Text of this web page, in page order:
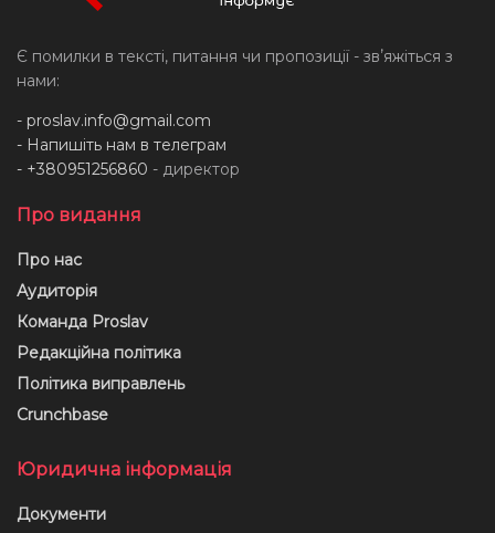
Є помилки в тексті, питання чи пропозиції - звʼяжіться з
нами:
- proslav.info@gmail.com
- Напишіть нам в телеграм
- +380951256860 - директор
Про видання
Про нас
Аудиторія
Команда Proslav
Редакційна політика
Політика виправлень
Crunchbase
Юридична інформація
Документи